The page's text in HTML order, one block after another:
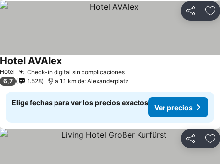
Compartir
Hotel Check-in digital sin complicaciones
Hotel AVAlex
6,7 1.528 a 1.1 km de: Alexanderplatz
Elige fechas para ver los precios exactos
Ver precios
Compartir